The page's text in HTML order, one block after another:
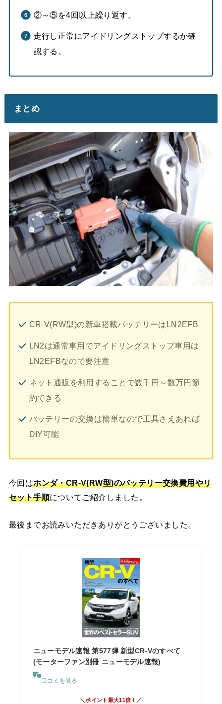
②～⑤を4回以上繰り返す。
走行し正常にアイドリングストップするか確
認する。
まとめ
CR-V(RW型)の新車搭載バッテリーはLN2EFB
LN2は通常車用でアイドリングストップ車用は
LN2EFBなので要注意
ネット通販を利用することで数千円～数万円節
約できる
バッテリーの交換は簡単なので工具さえあれば
DIY可能
今回はホンダ・CR-V(RW型)のバッテリー交換費用やリ
セット手順についてご紹介しました。
最後までお読みいただきありがとうございました。
ニューモデル速報 第577弾 新型CR-Vのすべて
(モーターファン別冊 ニューモデル速報)
口コミを見る
＼ポイント最大11倍！／